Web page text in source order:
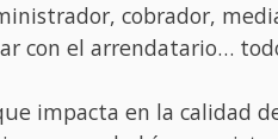
cobrador,
con el arrendatario…
impacta en la calidad